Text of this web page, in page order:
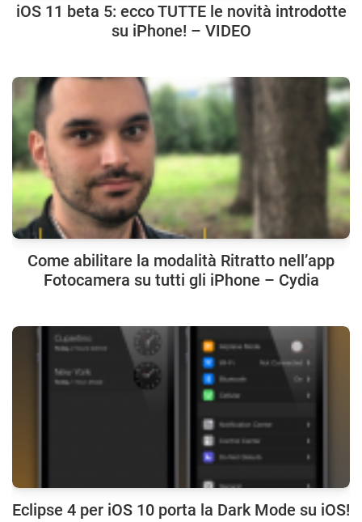
iOS 11 beta 5: ecco TUTTE le novità introdotte
su iPhone! – VIDEO
Come abilitare la modalità Ritratto nell’app
Fotocamera su tutti gli iPhone – Cydia
Eclipse 4 per iOS 10 porta la Dark Mode su iOS!